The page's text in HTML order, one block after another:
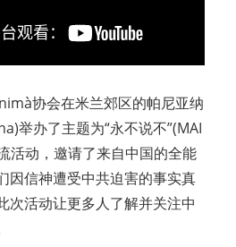
协会在米兰郊区的帕尼亚纳
举办了主题为“永不说不”(MAI
活动，邀请了来自中国的全能
因信神遭受中共迫害的事实真
次活动让更多人了解并关注中